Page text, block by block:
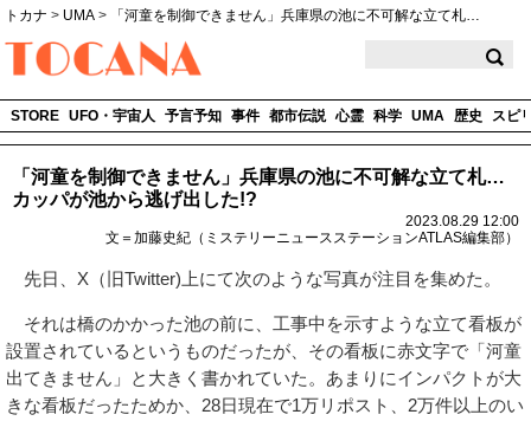
トカナ > UMA >
「河童を制御できません」兵庫県の池に不可解な立て札…
STORE UFO・宇宙人 予言予知 事件 都市伝説 心霊 科学 UMA 歴史 スピ
「河童を制御できません」兵庫県の池に不可解な立て札…
カッパが池から逃げ出した!?
2023.08.29 12:00
文＝加藤史紀（ミステリーニュースステーションATLAS編集部）
先日、X（旧Twitter)上にて次のような写真が注目を集めた。
それは橋のかかった池の前に、工事中を示すような立て看板が
設置されているというものだったが、その看板に赤文字で「河童
出てきません」と大きく書かれていた。あまりにインパクトが大
きな看板だったためか、28日現在で1万リポスト、2万件以上のい